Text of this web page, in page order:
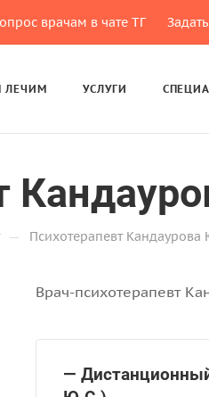
врачам в чате ТГ
ЛЕЧИМ УСЛУГИ
— Психотерапевт Кандаурова
Врач-психотерапевт
—